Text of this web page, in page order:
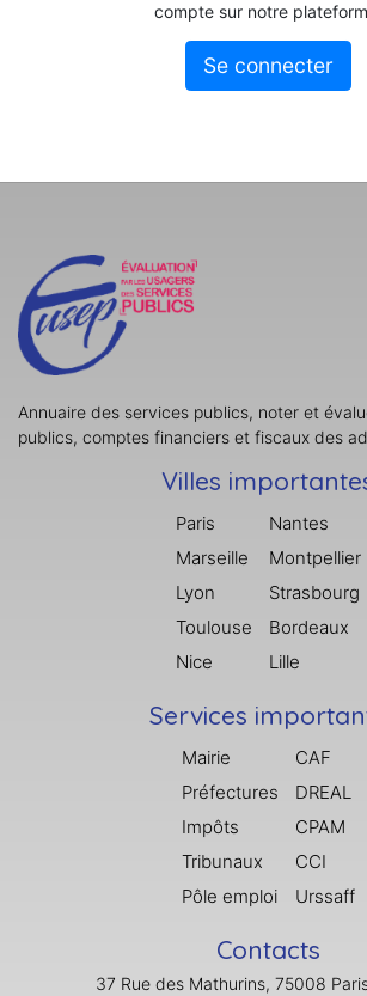
compte sur notre
Se connecter
Annuaire des services publics, noter et
publics, comptes financiers et fiscaux des
Villes
Paris
Marseille
Lyon
Toulouse
Nice
Nantes
Montpellier
Strasbourg
Bordeaux
Lille
Services
Mairie
Préfectures
Impôts
Tribunaux
Pôle emploi
CAF
DREAL
CPAM
CCI
Urssaff
Contacts
37 Rue des Mathurins, 75008